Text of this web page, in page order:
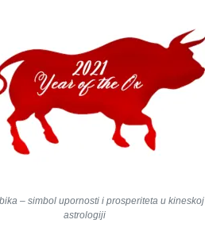
– simbol upornosti i prosperiteta u kineskoj
astrologiji